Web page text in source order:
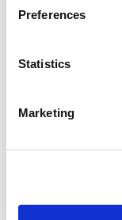
Preferences
Statistics
Marketing
Vi utför för